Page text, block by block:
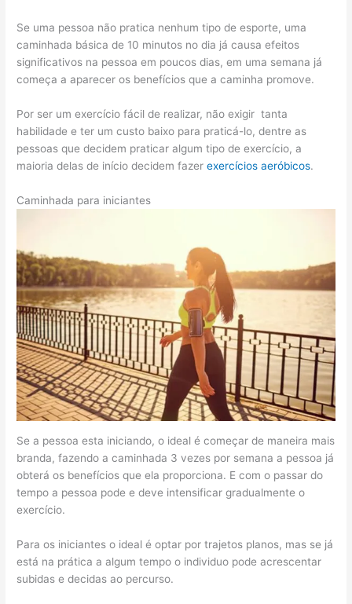
Se uma pessoa não pratica nenhum tipo de esporte, uma
caminhada básica de 10 minutos no dia já causa efeitos
significativos na pessoa em poucos dias, em uma semana já
começa a aparecer os benefícios que a caminha promove.
Por ser um exercício fácil de realizar, não exigir tanta
habilidade e ter um custo baixo para praticá-lo, dentre as
pessoas que decidem praticar algum tipo de exercício, a
maioria delas de início decidem fazerexercícios aeróbicos.
Caminhada para iniciantes
Se a pessoa esta iniciando, o ideal é começar de maneira mais
branda, fazendo a caminhada 3 vezes por semana a pessoa já
obterá os benefícios que ela proporciona. E com o passar do
tempo a pessoa pode e deve intensificar gradualmente o
exercício.
Para os iniciantes o ideal é optar por trajetos planos, mas se já
está na prática a algum tempo o individuo pode acrescentar
subidas e decidas ao percurso.